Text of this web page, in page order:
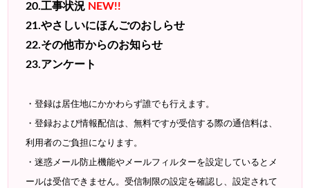
20.工事状況 NEW!!
21.やさしいにほんごのおしらせ
22.その他市からのお知らせ
23.アンケート
・登録は居住地にかかわらず誰でも行えます。
・登録および情報配信は、無料ですが受信する際の通信料は、
利用者のご負担になります。
・迷惑メール防止機能やメールフィルターを設定しているとメ
ールは受信できません。受信制限の設定を確認し、設定されて